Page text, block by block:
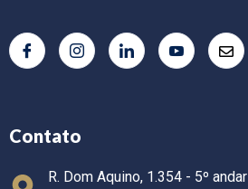
Contato
R. Dom Aquino, 1.354 - 5º